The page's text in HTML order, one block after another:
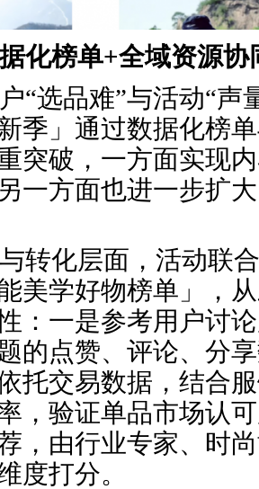
化榜单+全域资源
“选品难”与活动“声
季」通过数据化榜
突破，一方面实现
一方面也进一步扩
转化层面，活动联
美学好物榜单」，
：一是参考用户讨
的点赞、评论、分
托交易数据，结合
，验证单品市场认
，由行业专家、时
度打分。